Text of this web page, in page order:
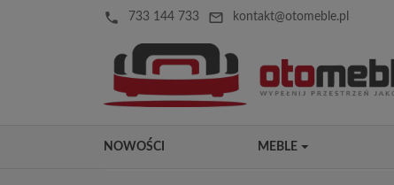
local_phone 733 144 733 mail_outline kontakt@otomeble.pl
NOWOŚCI MEBLE